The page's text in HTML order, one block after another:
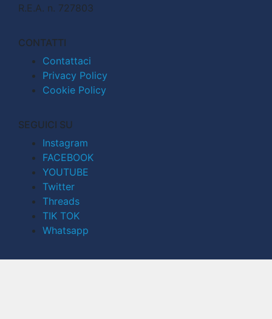
R.E.A. n. 727803
CONTATTI
Contattaci
Privacy Policy
Cookie Policy
SEGUICI SU
Instagram
FACEBOOK
YOUTUBE
Twitter
Threads
TIK TOK
Whatsapp